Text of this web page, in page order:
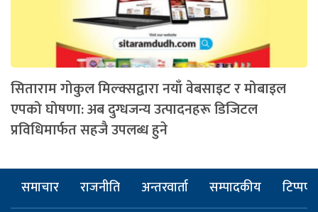
सिताराम गोकुल मिल्क्सद्वारा नयाँ वेबसाइट र मोबाइल
एपको घोषणा: अब दुग्धजन्य उत्पादनहरू डिजिटल
प्रविधिमार्फत सहजै उपलब्ध हुने
समाचार राजनीति अन्तरवार्ता सम्पादकीय टिप्पणी